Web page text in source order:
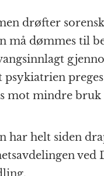
drøfter
må dømmes til
psykiatrien
mot mindre bruk
har helt siden
ved